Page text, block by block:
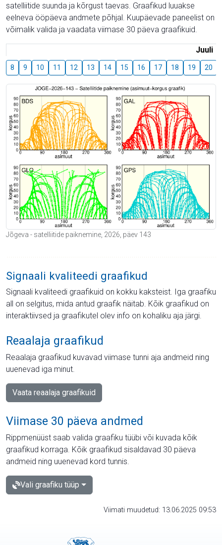
satelliitide suunda ja kõrgust taevas. Graafikud luuakse
eelneva ööpäeva andmete põhjal. Kuupäevade paneelist on
võimalik valida ja vaadata viimase 30 päeva graafikuid.
Juuli
8 9 10 11 12 13 14 15 16 17 18 19 20
Jõgeva - satelliitide paiknemine, 2026, päev 143
Signaali kvaliteedi graafikud
Signaali kvaliteedi graafikuid on kokku kaksteist. Iga graafiku
all on selgitus, mida antud graafik näitab. Kõik graafikud on
interaktiivsed ja graafikutel olev info on kohaliku aja järgi.
Reaalaja graafikud
Reaalaja graafikud kuvavad viimase tunni aja andmeid ning
uuenevad iga minut.
Vaata reaalaja graafikuid
Viimase 30 päeva andmed
Rippmenüüst saab valida graafiku tüübi või kuvada kõik
graafikud korraga. Kõik graafikud sisaldavad 30 päeva
andmeid ning uuenevad kord tunnis.
Vali graafiku tüüp
Viimati muudetud: 13.06.2025 09:53